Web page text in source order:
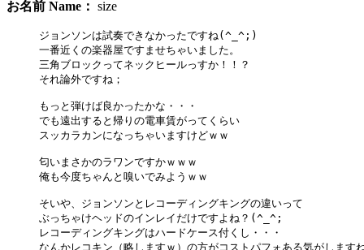
お名前 Name： size
ジョンソンは試奏できなかったですね(^_^;)
一番近くの楽器屋ですませちゃいました。
三角ブロックってネックヒールっすか！！？
それ論外ですね；
もっと弾けば良かったかな・・・
でも遠出すると帰りの電車賃がってくらい
スッカラカンになっちゃいますけどｗｗ
匂いまさかのラワンですかｗｗｗ
俺も今度ちゃんと嗅いでみようｗｗ
そいや、ジョンソンとレコーディングキングの違いって
ぶっちゃけヘッドのインレイだけですよね？(^_^;
レコーディングキングはハードケース付くし・・・
なんかレコキン（略しますｗ）の方がコストパフォある気がしま